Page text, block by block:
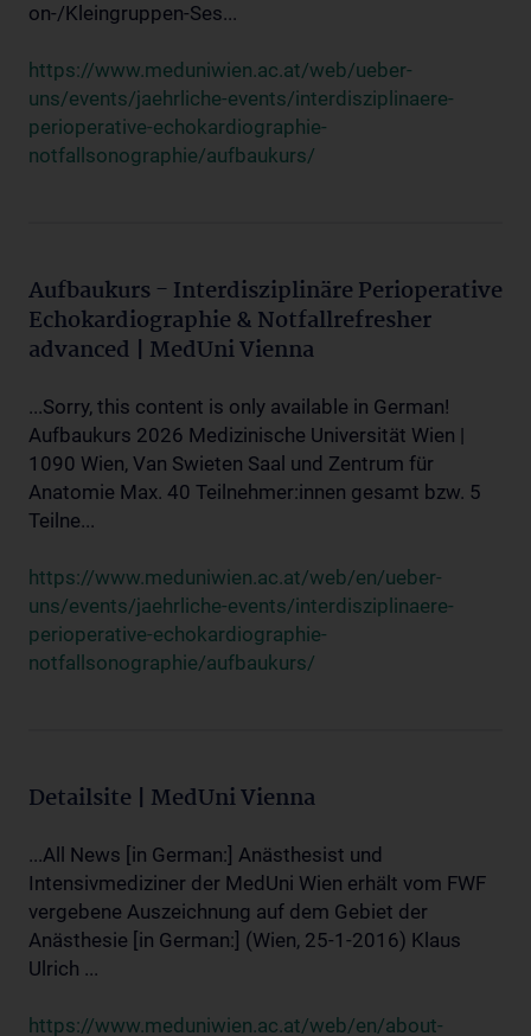
on-/Kleingruppen-Ses...
https://www.meduniwien.ac.at/web/ueber-
uns/events/jaehrliche-events/interdisziplinaere-
perioperative-echokardiographie-
notfallsonographie/aufbaukurs/
Aufbaukurs - Interdisziplinäre Perioperative
Echokardiographie & Notfallrefresher
advanced | MedUni Vienna
...Sorry, this content is only available in German!
Aufbaukurs 2026 Medizinische Universität Wien |
1090 Wien, Van Swieten Saal und Zentrum für
Anatomie Max. 40 Teilnehmer:innen gesamt bzw. 5
Teilne...
https://www.meduniwien.ac.at/web/en/ueber-
uns/events/jaehrliche-events/interdisziplinaere-
perioperative-echokardiographie-
notfallsonographie/aufbaukurs/
Detailsite | MedUni Vienna
...All News [in German:] Anästhesist und
Intensivmediziner der MedUni Wien erhält vom FWF
vergebene Auszeichnung auf dem Gebiet der
Anästhesie [in German:] (Wien, 25-1-2016) Klaus
Ulrich ...
https://www.meduniwien.ac.at/web/en/about-